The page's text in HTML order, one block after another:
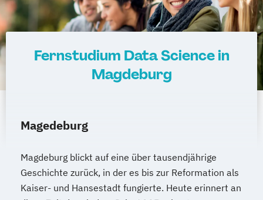
Fernstudium Data Science in
Magdeburg
Magedeburg
Magdeburg blickt auf eine über tausendjährige
Geschichte zurück, in der es bis zur Reformation als
Kaiser- und Hansestadt fungierte. Heute erinnert an